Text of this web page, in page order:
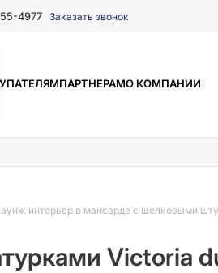
4977 Заказать звонок
ПАРТНЕРАМО КОМПАНИИ
интерьер в мансарде с шелковыми
Victoria